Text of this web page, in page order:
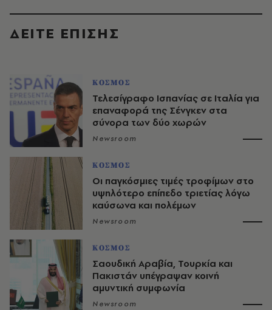
ΔΕΙΤΕ ΕΠΙΣΗΣ
ΚΟΣΜΟΣ
Τελεσίγραφο Ισπανίας σε Ιταλία για
επαναφορά της Σένγκεν στα
σύνορα των δύο χωρών
Newsroom
ΚΟΣΜΟΣ
Οι παγκόσμιες τιμές τροφίμων στο
υψηλότερο επίπεδο τριετίας λόγω
καύσωνα και πολέμων
Newsroom
ΚΟΣΜΟΣ
Σαουδική Αραβία, Τουρκία και
Πακιστάν υπέγραψαν κοινή
αμυντική συμφωνία
Newsroom